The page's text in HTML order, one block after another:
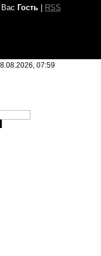
Гость| RSS
07:59